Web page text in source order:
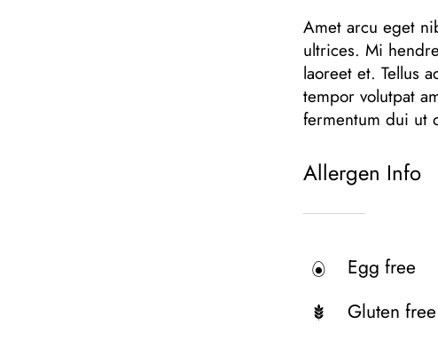
Amet arcu eget
ultrices. Mi
laoreet et. Tellus
tempor volutpat
fermentum dui ut
Allergen Info
Egg free
Gluten free